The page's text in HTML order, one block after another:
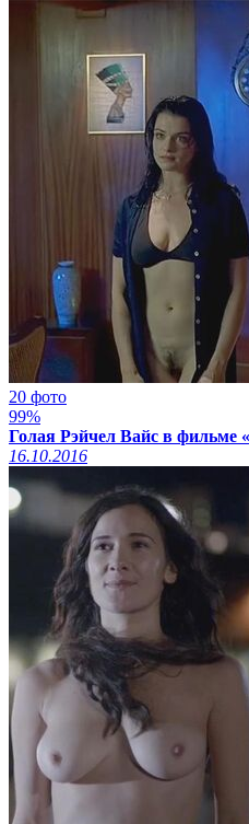
20 фото
99%
Голая Рэйчел Вайс в фильме
16.10.2016